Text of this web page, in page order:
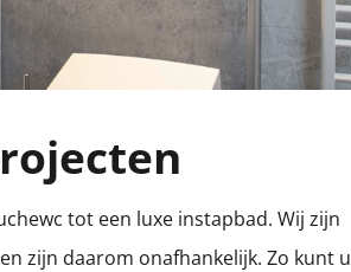
tot een luxe instapbad. Wij zijn
zijn daarom onafhankelijk. Zo kunt u